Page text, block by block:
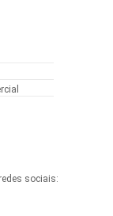
sociais: